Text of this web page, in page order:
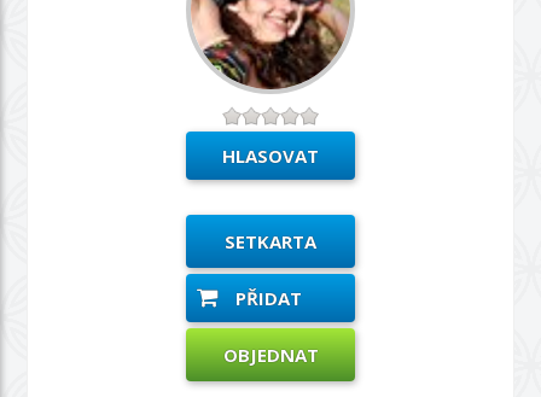
SETKARTA
PŘIDAT
OBJEDNAT